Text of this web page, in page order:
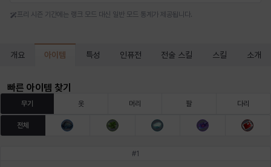
아야 아이솔 아이작 알렉스 알론소 얀
프리 시즌 기간에는 랭크 모드 대신 일반 모드 통계가 제공됩니다.
개요 아이템 특성 인퓨전 전술 스킬 스킬 소개
빠른 아이템 찾기
무기 옷 머리 팔 다리
전체
#1